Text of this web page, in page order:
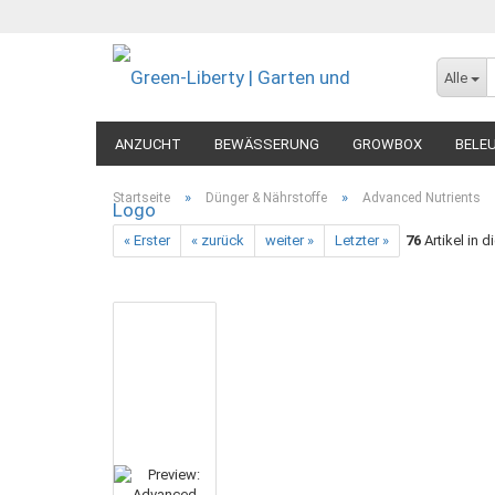
Alle
ANZUCHT BEWÄSSERUNG GROWBOX
MESSGERÄTE DIVERSES
Startseite » Dünger & Nährstoffe » Advanced Nutrients
« Erster « zurück weiter » Letzter » 76 Artikel in